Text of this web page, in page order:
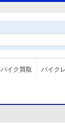
バイク買取 バイク